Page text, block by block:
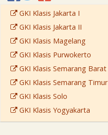
GKI Klasis Jakarta I
GKI Klasis Jakarta II
GKI Klasis Magelang
GKI Klasis Purwokerto
GKI Klasis Semarang Barat
GKI Klasis Semarang Timur
GKI Klasis Solo
GKI Klasis Yogyakarta